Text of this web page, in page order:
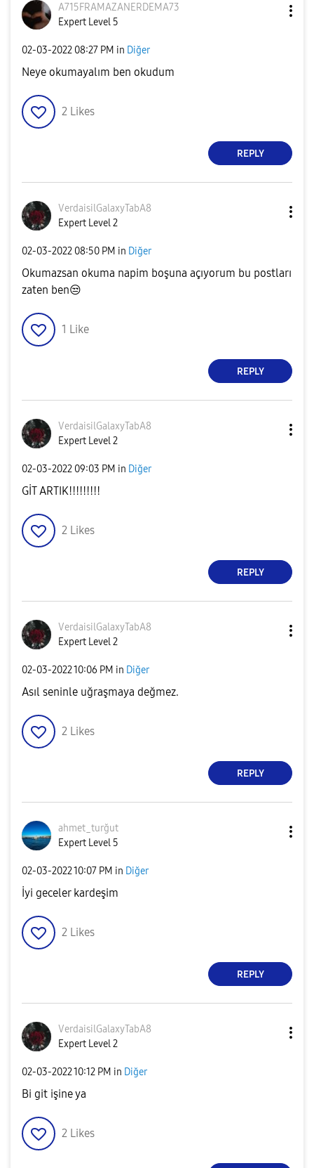
A715FRAMAZANERDEMA73
Expert Level 5
‎02-03-2022 08:27 PM in Diğer
Neye okumayalım ben okudum
2 Likes
REPLY
VerdaisilGalaxyTabA8
Expert Level 2
‎02-03-2022 08:50 PM in Diğer
Okumazsan okuma napim boşuna açıyorum bu postları
zaten ben😒
1 Like
REPLY
VerdaisilGalaxyTabA8
Expert Level 2
‎02-03-2022 09:03 PM in Diğer
GİT ARTIK!!!!!!!!!
2 Likes
REPLY
VerdaisilGalaxyTabA8
Expert Level 2
‎02-03-202210:06 PM in Diğer
Asıl seninle uğraşmaya değmez.
2 Likes
REPLY
ahmet_turğut
Expert Level 5
‎02-03-202210:07 PM in Diğer
İyi geceler kardeşim
2 Likes
REPLY
VerdaisilGalaxyTabA8
Expert Level 2
‎02-03-202210:12 PM in Diğer
Bi git işine ya
2 Likes